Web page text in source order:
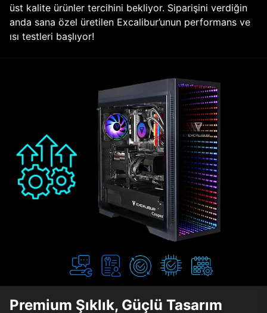
üst kalite ürünler tercihini bekliyor. Siparişini verdiğin
anda sana özel üretilen Excalibur’unun performans ve
ısı testleri başlıyor!
Premium Şıklık, Güçlü Tasarım